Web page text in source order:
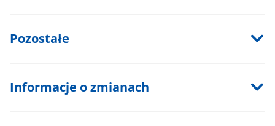
Pozostałe
Informacje o zmianach